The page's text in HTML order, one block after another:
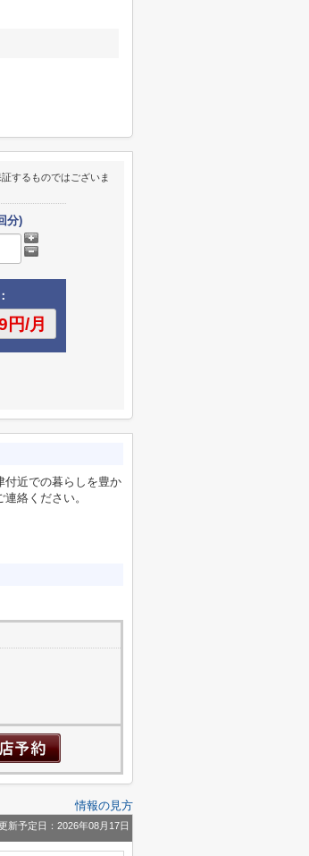
するものではございま
分)
付近での暮らしを豊か
絡ください。
情報の見方
新予定日：2026年08月17日